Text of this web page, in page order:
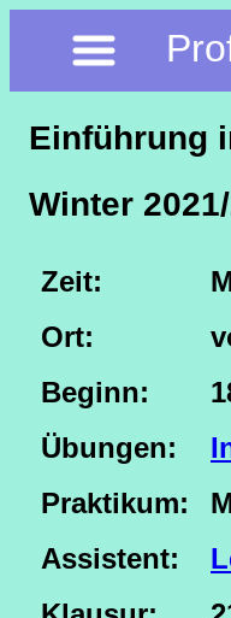
Einführung
Winter
Zeit:
Ort:
Beginn:
Übungen:
Praktikum:
Assistent: